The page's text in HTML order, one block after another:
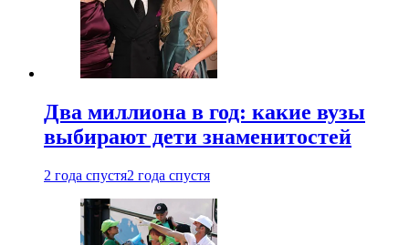
Два миллиона в год: какие вузы
выбирают дети знаменитостей
2 года спустя2 года спустя